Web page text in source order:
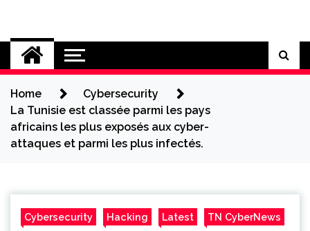
content
Cybersecurity News
Home
Cybersecurity
La Tunisie est classée parmi les pays
africains les plus exposés aux cyber-
attaques et parmi les plus infectés.
Cybersecurity Hacking Latest TN CyberNews